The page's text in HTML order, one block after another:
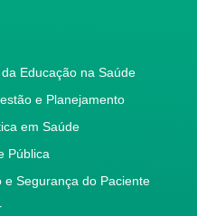
Educação na Saúde
e Planejamento
em Saúde
Pública
e Segurança do Paciente